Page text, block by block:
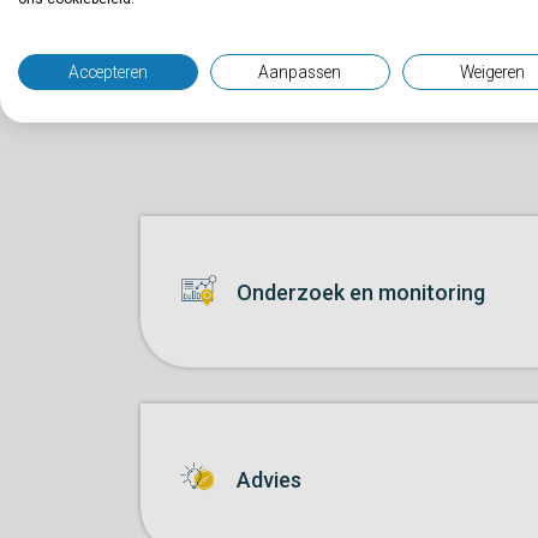
Onderzoek en monitoring
Advies
Accepteren Aanpassen Weigeren